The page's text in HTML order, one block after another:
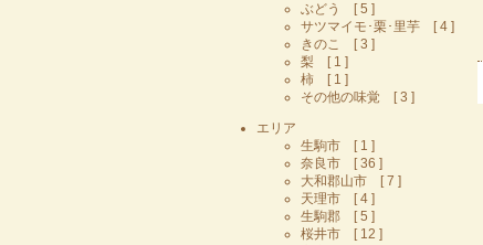
ぶどう [ 5 ]
サツマイモ･栗･里芋 [ 4 ]
きのこ [ 3 ]
梨 [ 1 ]
柿 [ 1 ]
その他の味覚 [ 3 ]
エリア
生駒市 [ 1 ]
奈良市 [ 36 ]
大和郡山市 [ 7 ]
天理市 [ 4 ]
生駒郡 [ 5 ]
桜井市 [ 12 ]